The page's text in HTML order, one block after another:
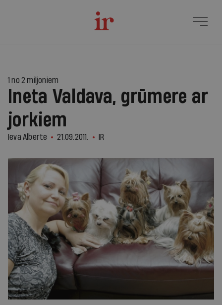
1 no 2 miljoniem
Ineta Valdava, grūmere ar
jorkiem
Ieva Alberte 21.09.2011. IR